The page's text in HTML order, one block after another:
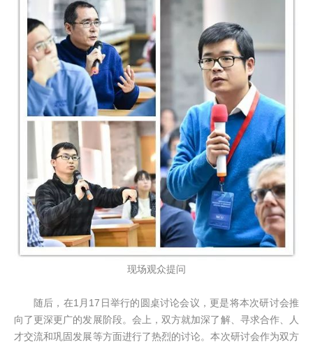
现场观众提问
随后，在1月17日举行的圆桌讨论会议，更是将本次研讨会推
向了更深更广的发展阶段。会上，双方就加深了解、寻求合作、人
才交流和巩固发展等方面进行了热烈的讨论。本次研讨会作为双方